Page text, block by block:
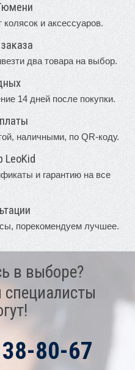
и аксессуаров.
два товара на выбор.
14 дней после покупки.
наличными, по QR-коду.
LeoKid
и гарантию на все
порекомендуем лучшее.
в выборе?
80-67